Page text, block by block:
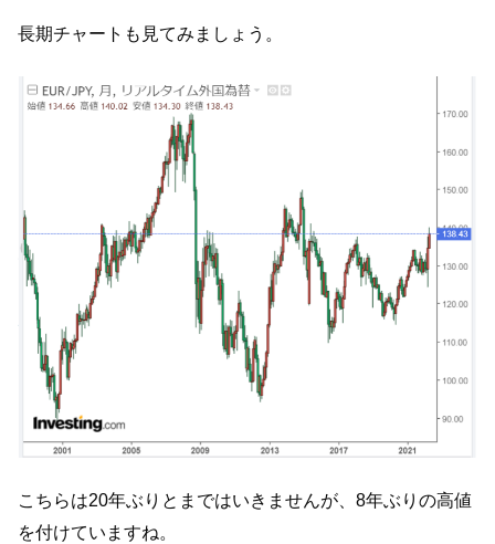
長期チャートも見てみましょう。
こちらは20年ぶりとまではいきませんが、8年ぶりの高値
を付けていますね。